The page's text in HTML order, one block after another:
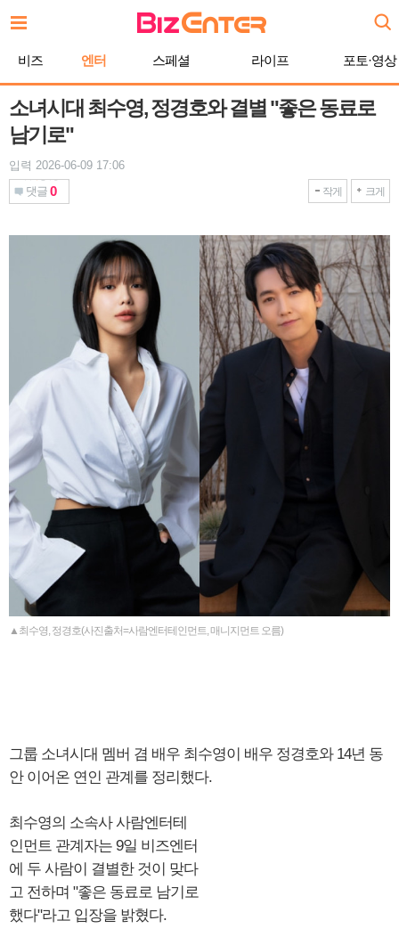
문
비즈 엔터 스페셜 라이프 포토·영상
소녀시대 최수영, 정경호와 결별 "좋은 동료로
남기로"
입력 2026-06-09 17:06
댓글 0 작게 크게
▲최수영, 정경호(사진출처=사람엔터테인먼트, 매니지먼트 오름)
그룹 소녀시대 멤버 겸 배우 최수영이 배우 정경호와 14년 동
안 이어온 연인 관계를 정리했다.
최수영의 소속사 사람엔터테
인먼트 관계자는 9일 비즈엔터
에 두 사람이 결별한 것이 맞다
고 전하며 "좋은 동료로 남기로
했다"라고 입장을 밝혔다.